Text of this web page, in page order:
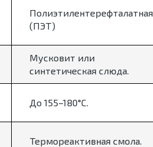
Полиэтилентерефталатная
(ПЭТ)
Мусковит или
синтетическая слюда.
До 155–180°C.
Термореактивная смола.